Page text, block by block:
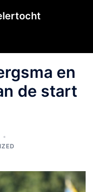
en
de start